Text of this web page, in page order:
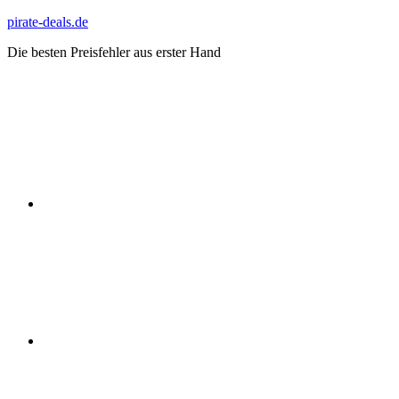
Zum
springen
pirate-deals.de
Die besten Preisfehler aus erster Hand